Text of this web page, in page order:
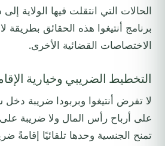
الحالات التي انتقلت فيها الولاية
برنامج أنتيغوا هذه الحقائق بطريقة
الاختصاصات القضائية الأخرى.
التخطيط الضريبي وخيارية
لا تفرض أنتيغوا وبربودا ضريبة
على أرباح رأس المال ولا ضريبة
تمنح الجنسية وحدها تلقائيًا إقامةً